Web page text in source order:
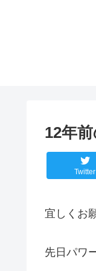
12年
Twitter
宜しくお
先日パワ